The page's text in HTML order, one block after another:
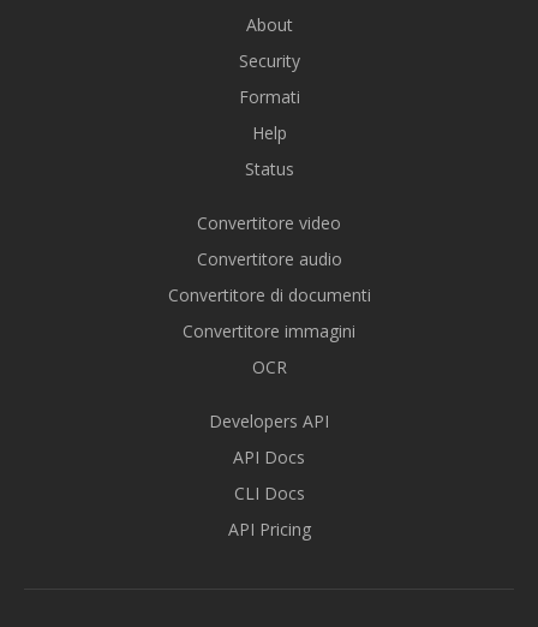
About
Security
Formati
Help
Status
Convertitore video
Convertitore audio
Convertitore di documenti
Convertitore immagini
OCR
Developers API
API Docs
CLI Docs
API Pricing